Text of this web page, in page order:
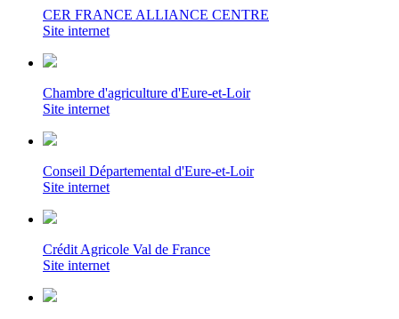
CER FRANCE ALLIANCE CENTRE
Site internet
Chambre d'agriculture d'Eure-et-Loir
Site internet
Conseil Départemental d'Eure-et-Loir
Site internet
Crédit Agricole Val de France
Site internet